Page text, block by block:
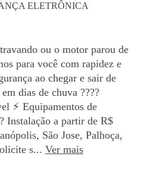
ELETRÔNICA
ou o motor parou de
para você com rapidez e
ao chegar e sair de
dias de chuva ????
⚡ Equipamentos de
Instalação a partir de R$
São Jose, Palhoça,
s... Ver mais